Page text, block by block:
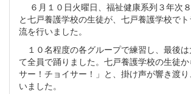
６月１０日火曜日、福祉健康系列３年次
と七戸養護学校の生徒が、七戸養護学校で
流を行いました。
１０名程度の各グループで練習し、最後は
て全員で踊りました。七戸養護学校の生徒
サー！チョイサー！」と、掛け声が響き渡
いました。